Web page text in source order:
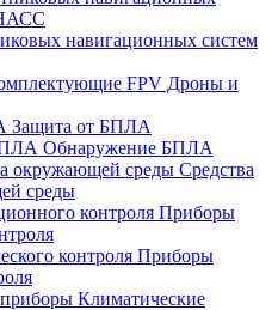
навигационных систем
FPV Дроны и
Защита от БПЛА
Обнаружение БПЛА
Средства
среды
Приборы
Приборы
Климатические